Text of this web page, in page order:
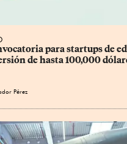
para startups de
de hasta 100,000
Pérez